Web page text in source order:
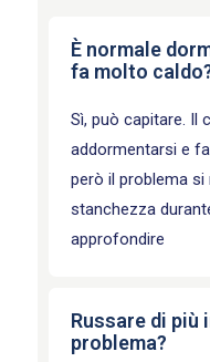
È normale
fa molto
Sì, può capitare. Il
addormentarsi e
però il problema
stanchezza
approfondire
Russare di più
problema?